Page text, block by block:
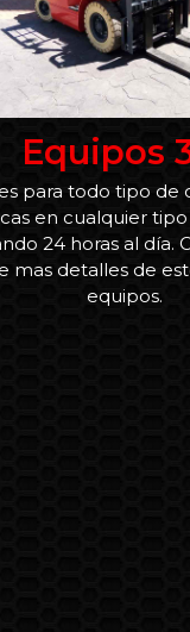
Equipos
para todo tipo de
en cualquier
24 horas al día.
mas detalles de
equipos.